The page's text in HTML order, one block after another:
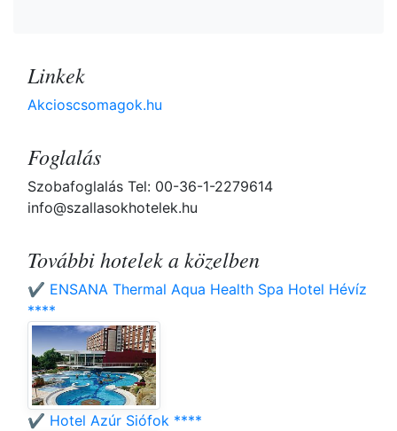
Linkek
Akcioscsomagok.hu
Foglalás
Szobafoglalás Tel: 00-36-1-2279614
info@szallasokhotelek.hu
További hotelek a közelben
✔️ ENSANA Thermal Aqua Health Spa Hotel Hévíz
****
✔️ Hotel Azúr Siófok ****